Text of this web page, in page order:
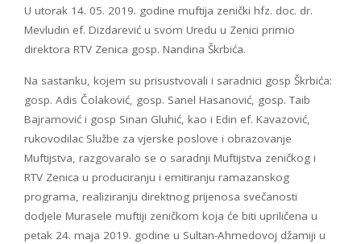
U utorak 14. 05. 2019. godine muftija zenički hfz. doc. dr.
Mevludin ef. Dizdarević u svom Uredu u Zenici primio
direktora RTV Zenica gosp. Nandina Škrbića.
Na sastanku, kojem su prisustvovali i saradnici gosp Škrbića:
gosp. Adis Čolaković, gosp. Sanel Hasanović, gosp. Taib
Bajramović i gosp Sinan Gluhić, kao i Edin ef. Kavazović,
rukovodilac Službe za vjerske poslove i obrazovanje
Muftijstva, razgovaralo se o saradnji Muftijstva zeničkog i
RTV Zenica u produciranju i emitiranju ramazanskog
programa, realiziranju direktnog prijenosa svečanosti
dodjele Murasele muftiji zeničkom koja će biti upriličena u
petak 24. maja 2019. godine u Sultan-Ahmedovoj džamiji u